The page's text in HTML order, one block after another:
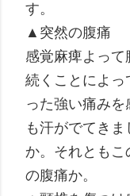
す。
▲突然の腹痛
感覚麻痺よっ
続くことによっ
った強い痛みを
も汗がでてき
か。それとも
の腹痛か。